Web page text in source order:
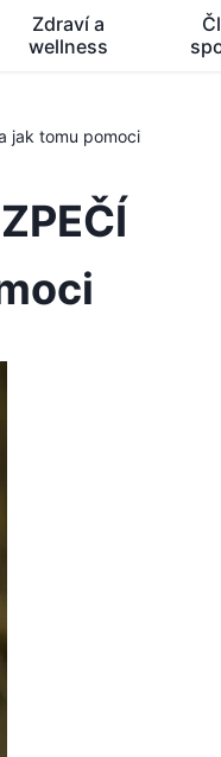
Zdraví a
wellness
jak tomu pomoci